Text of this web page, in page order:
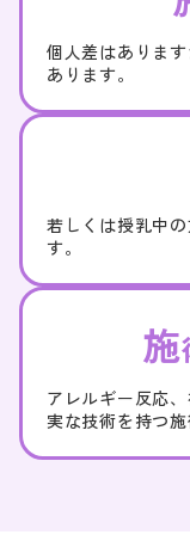
個人差はありま
あります。
若しくは授乳中
す。
施
アレルギー反応
実な技術を持つ施